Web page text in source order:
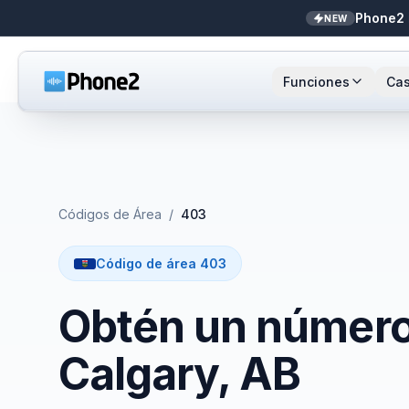
NEW
Funciones
Identificador de llamadas
Analíticas de llamadas
Bandeja unificada
Zapier NEW
Soporte y éxito
Códigos de Área / 403
Código de área 403
Obtén un
Calgary, AB